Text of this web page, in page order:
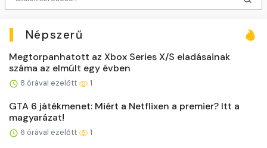
Népszerű
Megtorpanhatott az Xbox Series X/S eladásainak
száma az elmúlt egy évben
8 órával ezelőtt 1
GTA 6 játékmenet: Miért a Netflixen a premier? Itt a
magyarázat!
6 órával ezelőtt 1